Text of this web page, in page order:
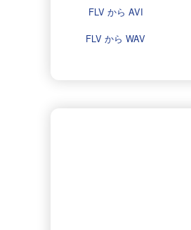
FLV から AVI
FLV から WAV